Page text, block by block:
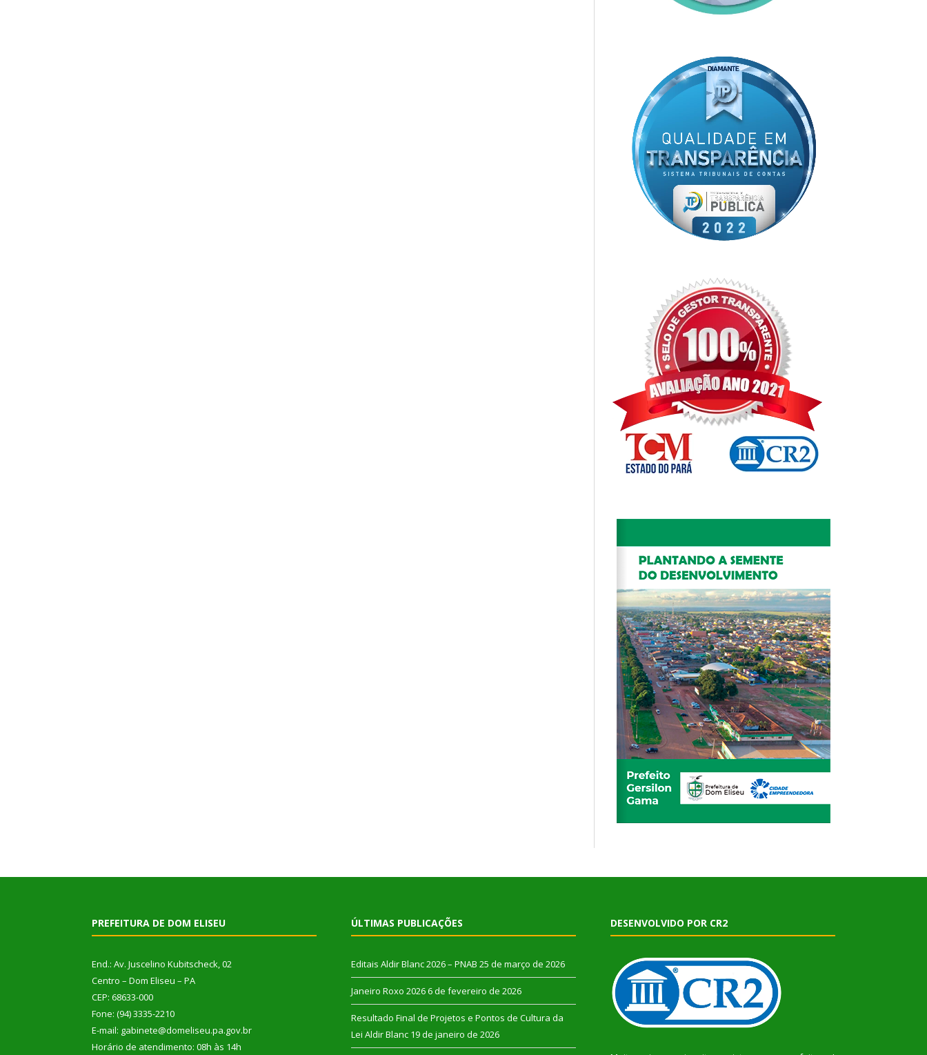
PREFEITURA DE DOM ELISEU
End.: Av. Juscelino Kubitscheck, 02
Centro – Dom Eliseu – PA
CEP: 68633-000
Fone: (94) 3335-2210
E-mail: gabinete@domeliseu.pa.gov.br
Horário de atendimento: 08h às 14h
ÚLTIMAS PUBLICAÇÕES
Editais Aldir Blanc 2026 – PNAB 25 de março de 2026
Janeiro Roxo 2026 6 de fevereiro de 2026
Resultado Final de Projetos e Pontos de Cultura da
Lei Aldir Blanc 19 de janeiro de 2026
DESENVOLVIDO POR CR2